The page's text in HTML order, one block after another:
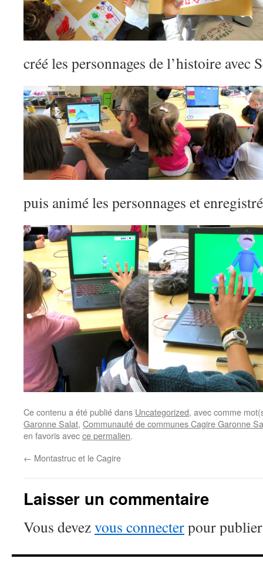
créé les personnages de l’histoire avec
puis animé les personnages et
Ce contenu a été publié dans Uncategorized, avec comme
Garonne Salat, Communauté de communes Cagire Garonne
en favoris avecce permalien.
← Montastruc et le Cagire
Laisser un commentaire
Vous devezvous connecterpour